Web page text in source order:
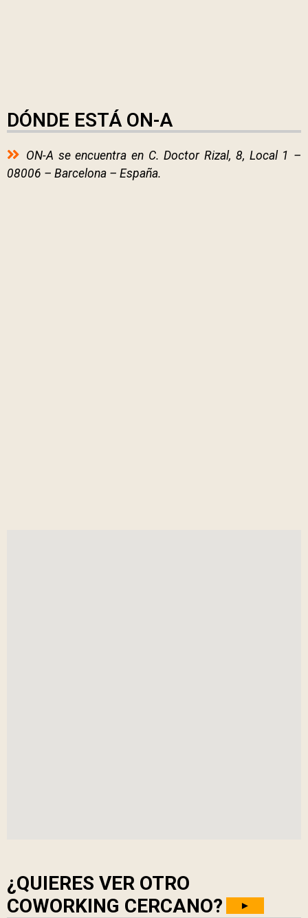
DÓNDE ESTÁ ON-A
ON-A se encuentra en C. Doctor Rizal, 8, Local 1 –
08006 – Barcelona – España.
¿QUIERES VER OTRO
COWORKING CERCANO?
►